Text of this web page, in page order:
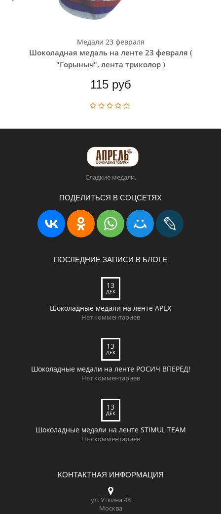
Медали 23 февраля
Шоколадная медаль на ленте 23 февраля (
"Горыныч", лента триколор )
115 руб
Сладкие медали.
ПОДЕЛИТЬСЯ В СОЦСЕТЯХ
ПОСЛЕДНИЕ ЗАПИСИ В БЛОГЕ
13
ДЕК
Шоколадные медали на ленте APEX
Нет комментариев
13
ДЕК
Шоколадные медали на ленте РОСИЧ ВПЕРЁД!
Нет комментариев
13
ДЕК
Шоколадные медали на ленте STIMUL TEAM
Нет комментариев
КОНТАКТНАЯ ИНФОРМАЦИЯ
ул. Уткина 48
Москва